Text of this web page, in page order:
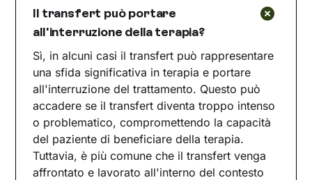
Il transfert può portare
all'interruzione della terapia?
Sì, in alcuni casi il transfert può rappresentare
una sfida significativa in terapia e portare
all'interruzione del trattamento. Questo può
accadere se il transfert diventa troppo intenso
o problematico, compromettendo la capacità
del paziente di beneficiare della terapia.
Tuttavia, è più comune che il transfert venga
affrontato e lavorato all'interno del contesto